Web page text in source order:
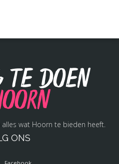
te doen
wat Hoorn te bieden heeft.
ONS